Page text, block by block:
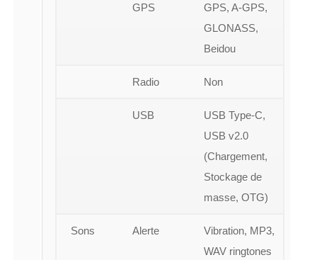
GPS
GPS, A-GPS,
GLONASS,
Beidou
Radio Non
USB
USB Type-C,
USB v2.0
(Chargement,
Stockage de
masse, OTG)
Sons Alerte
Vibration, MP3,
WAV ringtones